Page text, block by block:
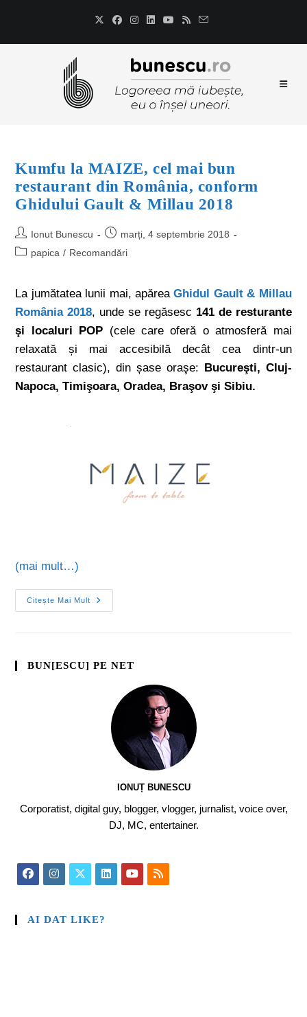
Kumfu la MAIZE, cel mai bun
restaurant din România, conform
Ghidului Gault & Millau 2018
Ionut Bunescu
marți, 4 septembrie 2018
papica / Recomandări
La jumătatea lunii mai, apăreaGhidul Gault & Millau
România 2018, unde se regăsesc 141 de resturante
şi localuri POP (cele care oferă o atmosferă mai
relaxată și mai accesibilă decât cea dintr-un
restaurant clasic), din șase oraşe: Bucureşti, Cluj-
Napoca, Timişoara, Oradea, Braşov şi Sibiu.
(mai mult…)
Citește Mai Mult
BUN[ESCU] PE NET
IONUȚ BUNESCU
Corporatist, digital guy, blogger, vlogger, jurnalist, voice over,
DJ, MC, entertainer.
AI DAT LIKE?